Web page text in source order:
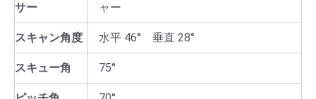
サー
ャー
スキャン角度 水平 46° 垂直 28°
スキュー角 75°